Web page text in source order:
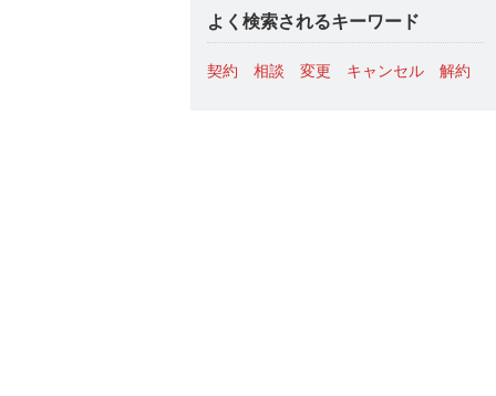
よく検索されるキーワード
契約 相談 変更 キャンセル 解約